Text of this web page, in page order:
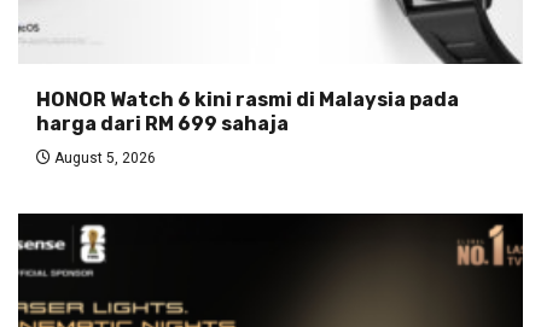
HONOR Watch 6 kini rasmi di Malaysia pada
harga dari RM 699 sahaja
August 5, 2026